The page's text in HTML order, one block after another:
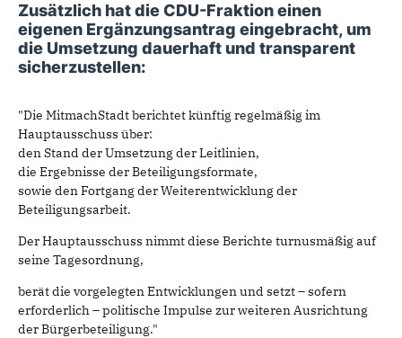
Zusätzlich hat die CDU-Fraktion einen
eigenen Ergänzungsantrag eingebracht, um
die Umsetzung dauerhaft und transparent
sicherzustellen:
"Die MitmachStadt berichtet künftig regelmäßig im
Hauptausschuss über:
den Stand der Umsetzung der Leitlinien,
die Ergebnisse der Beteiligungsformate,
sowie den Fortgang der Weiterentwicklung der
Beteiligungsarbeit.
Der Hauptausschuss nimmt diese Berichte turnusmäßig auf
seine Tagesordnung,
berät die vorgelegten Entwicklungen und setzt – sofern
erforderlich – politische Impulse zur weiteren Ausrichtung
der Bürgerbeteiligung."